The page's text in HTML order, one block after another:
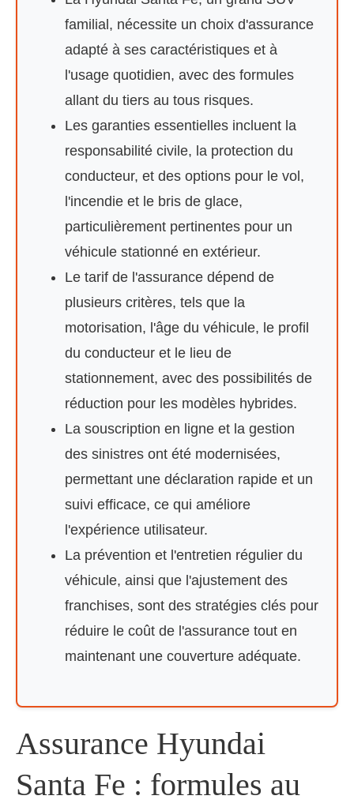
familial, nécessite un choix d'assurance
adapté à ses caractéristiques et à
l'usage quotidien, avec des formules
allant du tiers au tous risques.
Les garanties essentielles incluent la
responsabilité civile, la protection du
conducteur, et des options pour le vol,
l'incendie et le bris de glace,
particulièrement pertinentes pour un
véhicule stationné en extérieur.
Le tarif de l'assurance dépend de
plusieurs critères, tels que la
motorisation, l'âge du véhicule, le profil
du conducteur et le lieu de
stationnement, avec des possibilités de
réduction pour les modèles hybrides.
La souscription en ligne et la gestion
des sinistres ont été modernisées,
permettant une déclaration rapide et un
suivi efficace, ce qui améliore
l'expérience utilisateur.
La prévention et l'entretien régulier du
véhicule, ainsi que l'ajustement des
franchises, sont des stratégies clés pour
réduire le coût de l'assurance tout en
maintenant une couverture adéquate.
Assurance Hyundai
Santa Fe : formules au